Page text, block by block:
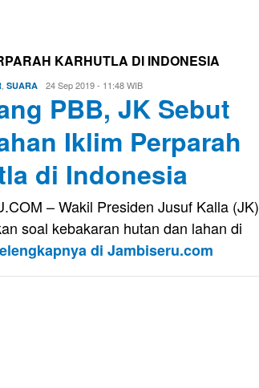
KARHUTLA DI INDONESIA
SUARA Eri
Saputra
24 Sep 2019 - 11:48 WIB
PBB, JK Sebut
Iklim Perparah
di Indonesia
– Wakil Presiden Jusuf Kalla (JK)
soal kebakaran hutan dan lahan di
di Jambiseru.com